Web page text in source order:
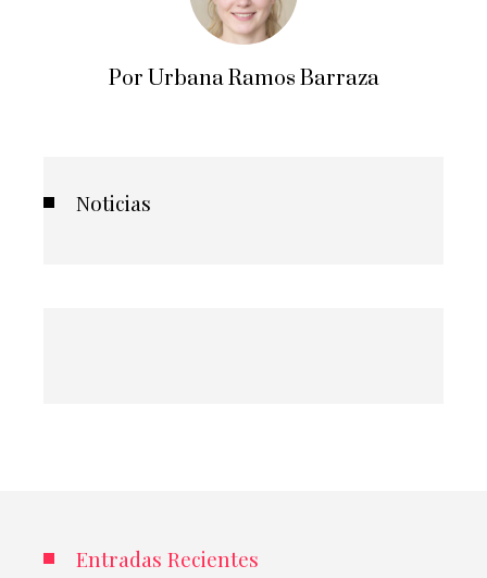
Por Urbana Ramos Barraza
Noticias
Entradas Recientes